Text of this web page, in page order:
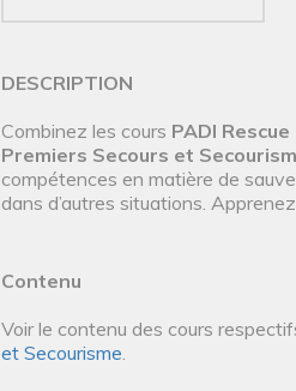
DESCRIPTION
Combinez les cours PADI
Premiers Secours et
compétences en matière de
dans d’autres situations.
Contenu
Voir le contenu des cours
et Secourisme.